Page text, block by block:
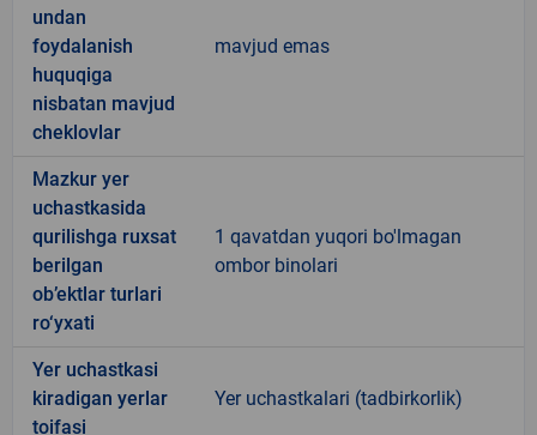
undan
foydalanish
huquqiga
nisbatan mavjud
cheklovlar
mavjud emas
Mazkur yer
uchastkasida
qurilishga ruxsat
berilgan
ob’ektlar turlari
ro‘yxati
1 qavatdan yuqori bo'lmagan
ombor binolari
Yer uchastkasi
kiradigan yerlar
toifasi
Yer uchastkalari (tadbirkorlik)